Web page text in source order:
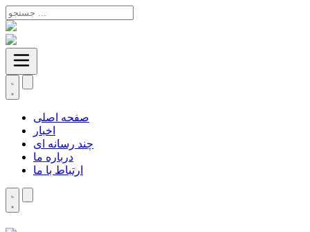
صفحه اصلی
اخبار
چند رسانه ای
درباره ما
ارتباط با ما